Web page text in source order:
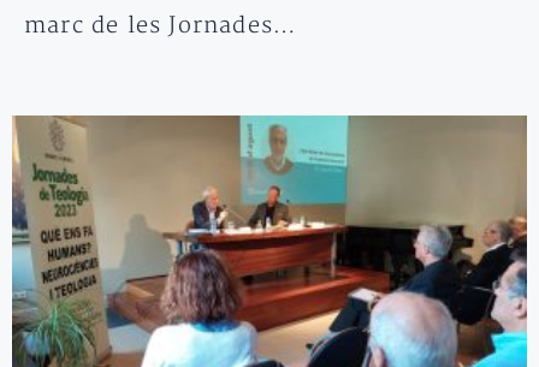
marc de les Jornades…